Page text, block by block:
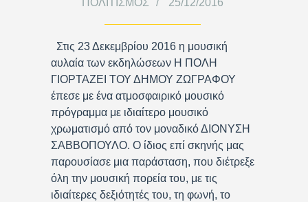
ΠΟΛΙΤΙΣΜΌΣ 25/12/2016
Στις 23 Δεκεμβρίου 2016 η μουσική
αυλαία των εκδηλώσεων Η ΠΟΛΗ
ΓΙΟΡΤΑΖΕΙ ΤΟΥ ΔΗΜΟΥ ΖΩΓΡΑΦΟΥ
έπεσε με ένα ατμοσφαιρικό μουσικό
πρόγραμμα με ιδιαίτερο μουσικό
χρωματισμό από τον μοναδικό ΔΙΟΝΥΣΗ
ΣΑΒΒΟΠΟΥΛΟ. Ο ίδιος επί σκηνής μας
παρουσίασε μια παράσταση, που διέτρεξε
όλη την μουσική πορεία του, με τις
ιδιαίτερες δεξιότητές του, τη φωνή, το